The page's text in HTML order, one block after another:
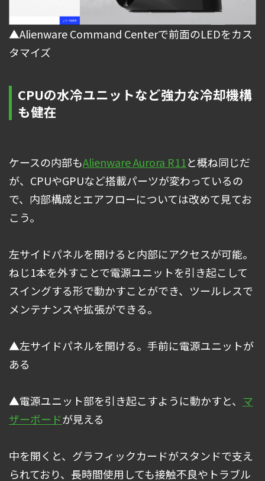
▲Alienware Command Centerで前面のLEDをカス
タマイズ
CPUの水冷ユニットなど強力な冷却機構
も健在
ケースの内部もAlienware Aurora R11と概ね同じだ
が、CPUやGPUなど搭載パーツが変わっているの
で、内部構成とエアフローについては改めて見てお
こう。
左サイドパネルを開けると内部にアクセスが可能。
ねじ1本を外すことで電源ユニットを引き起こして
スイングする形で動かすことができ、ツールレスで
メンテナンスや拡張ができる。
▲左サイドパネルを開ける。手前に電源ユニットが
ある
▲電源ユニット部を引き起こすように動かすと、 マ
ザーボードが見える
中を開くと、グラフィックカードがスタンドで支え
られており、長時間使用しても接触不良やトラブル